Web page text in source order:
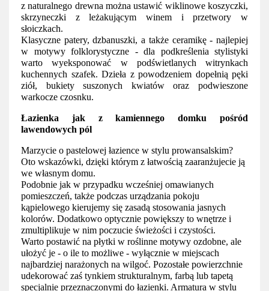
z naturalnego drewna można ustawić wiklinowe koszyczki,
skrzyneczki z leżakującym winem i przetwory w
słoiczkach.
Klasyczne patery, dzbanuszki, a także ceramikę - najlepiej
w motywy folklorystyczne - dla podkreślenia stylistyki
warto wyeksponować w podświetlanych witrynkach
kuchennych szafek. Dzieła z powodzeniem dopełnią pęki
ziół, bukiety suszonych kwiatów oraz podwieszone
warkocze czosnku.
Łazienka jak z kamiennego domku pośród
lawendowych pól
Marzycie o pastelowej łazience w stylu prowansalskim?
Oto wskazówki, dzięki którym z łatwością zaaranżujecie ją
we własnym domu.
Podobnie jak w przypadku wcześniej omawianych
pomieszczeń, także podczas urządzania pokoju
kąpielowego kierujemy się zasadą stosowania jasnych
kolorów. Dodatkowo optycznie powiększy to wnętrze i
zmultiplikuje w nim poczucie świeżości i czystości.
Warto postawić na płytki w roślinne motywy ozdobne, ale
ułożyć je - o ile to możliwe - wyłącznie w miejscach
najbardziej narażonych na wilgoć. Pozostałe powierzchnie
udekorować zaś tynkiem strukturalnym, farbą lub tapetą
specjalnie przeznaczonymi do łazienki. Armatura w stylu